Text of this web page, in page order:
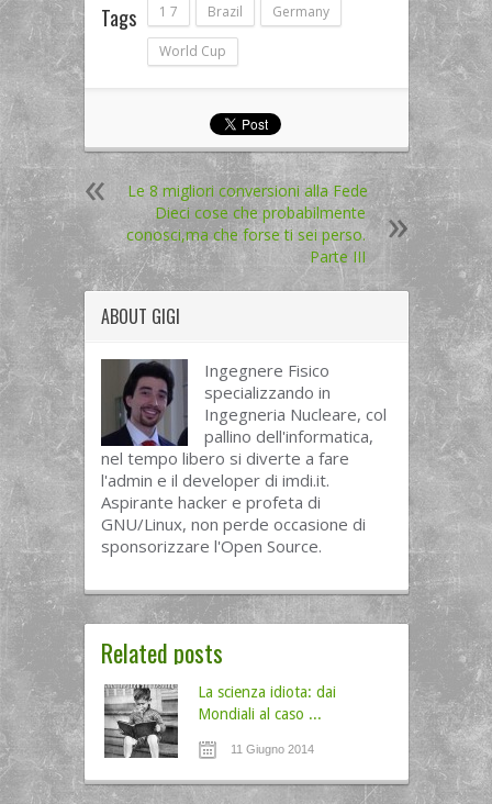
Tags 1 7 Brazil Germany
World Cup
Le 8 migliori conversioni alla Fede
Dieci cose che probabilmente
conosci,ma che forse ti sei perso.
Parte III
ABOUT GIGI
Ingegnere Fisico
specializzando in
Ingegneria Nucleare, col
pallino dell'informatica,
nel tempo libero si diverte a fare
l'admin e il developer di imdi.it.
Aspirante hacker e profeta di
GNU/Linux, non perde occasione di
sponsorizzare l'Open Source.
Related posts
La scienza idiota: dai
Mondiali al caso ...
11 Giugno 2014